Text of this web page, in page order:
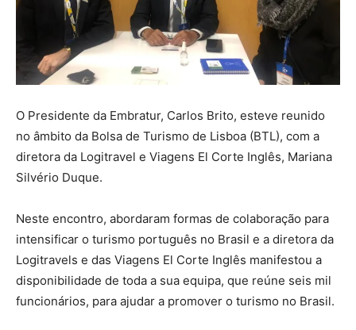
O Presidente da Embratur, Carlos Brito, esteve reunido
no âmbito da Bolsa de Turismo de Lisboa (BTL), com a
diretora da Logitravel e Viagens El Corte Inglês, Mariana
Silvério Duque.
Neste encontro, abordaram formas de colaboração para
intensificar o turismo português no Brasil e a diretora da
Logitravels e das Viagens El Corte Inglês manifestou a
disponibilidade de toda a sua equipa, que reúne seis mil
funcionários, para ajudar a promover o turismo no Brasil.